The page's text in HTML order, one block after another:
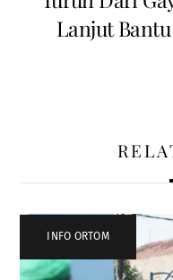
Lanjut
INFO ORTOM